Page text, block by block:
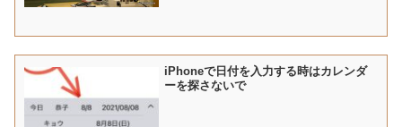
iPhoneで日付を入力する時はカレンダ
ーを探さないで